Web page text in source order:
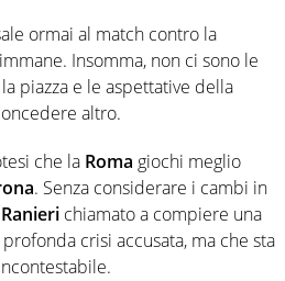
ormai al match contro la
Insomma, non ci sono le
piazza e le aspettative della
altro.
che la Roma giochi meglio
. Senza considerare i cambi in
Ranieri chiamato a compiere una
crisi accusata, ma che sta